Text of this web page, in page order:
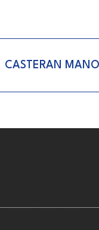
CASTERAN